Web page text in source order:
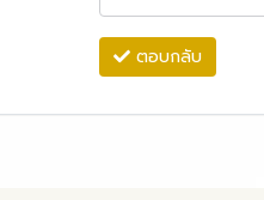
ตอบกลับ